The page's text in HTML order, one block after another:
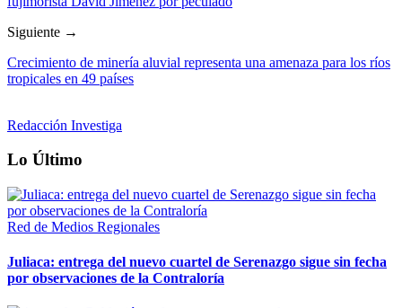
Siguiente →
Crecimiento de minería aluvial representa una amenaza para los ríos
tropicales en 49 países
Redacción Investiga
Lo Último
Red de Medios Regionales
Juliaca: entrega del nuevo cuartel de Serenazgo sigue sin fecha
por observaciones de la Contraloría